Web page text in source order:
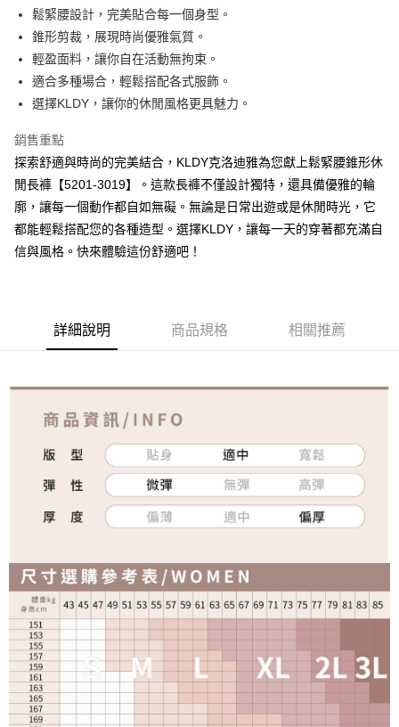
運送方式
全家取貨付款
免運費
付款後全家取貨
免運費
7-11取貨付款
免運費
付款後7-11取貨
免運費
鬆緊腰設計，完美貼合每一個身型。
錐形剪裁，展現時尚優雅氣質。
輕盈面料，讓你自在活動無拘束。
適合多種場合，輕鬆搭配各式服飾。
選擇KLDY，讓你的休閒風格更具魅力。
銷售重點
探索舒適與時尚的完美結合，KLDY克洛迪雅為您獻上鬆緊腰錐形休
閒長褲【5201-3019】。這款長褲不僅設計獨特，還具備優雅的輪
廓，讓每一個動作都自如無礙。無論是日常出遊或是休閒時光，它
都能輕鬆搭配您的各種造型。選擇KLDY，讓每一天的穿著都充滿自
信與風格。快來體驗這份舒適吧！
詳細說明 商品規格 相關推薦